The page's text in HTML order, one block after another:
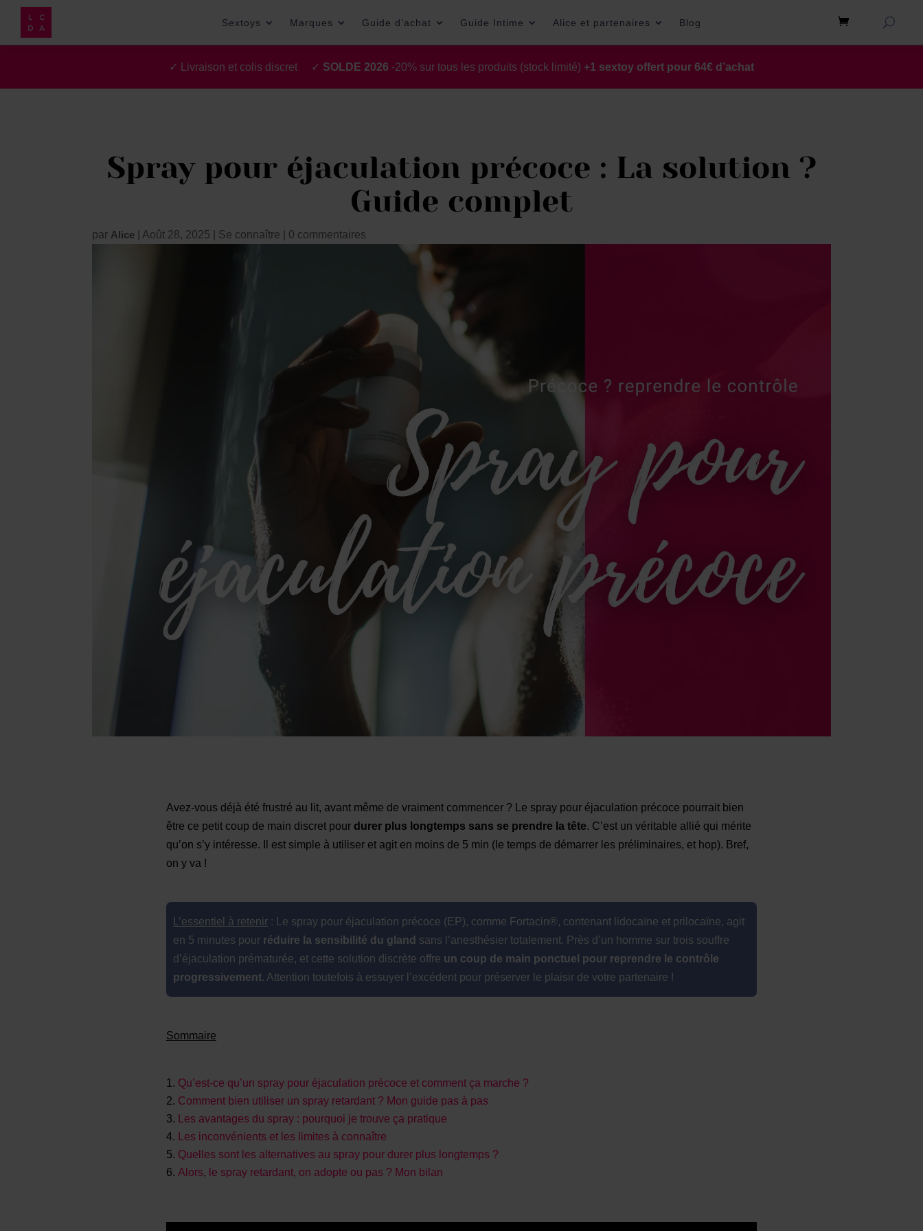
Sextoys Marques Guide d’achat Guide Intime Alice et partenaires Blog
✓ Livraison et colis discret ✓ SOLDE 2026 -20% sur tous les produits (stock limité) +1 sextoy offert pour 64€ d’achat
Spray pour éjaculation précoce : La solution ?
Guide complet
par Alice Août 28, 2025 Se connaître 0 commentaires
Avez-vous déjà été frustré au lit, avant même de vraiment commencer ? Le spray pour éjaculation précoce pourrait bien
être ce petit coup de main discret pour durer plus longtemps sans se prendre la tête. C’est un véritable allié qui mérite
qu’on s’y intéresse. Il est simple à utiliser et agit en moins de 5 min (le temps de démarrer les préliminaires, et hop). Bref,
on y va !
L’essentiel à retenir: Le spray pour éjaculation précoce (EP), comme Fortacin®, contenant lidocaïne et prilocaïne, agit
en 5 minutes pour réduire la sensibilité du gland sans l’anesthésier totalement. Près d’un homme sur trois souffre
d’éjaculation prématurée, et cette solution discrète offre un coup de main ponctuel pour reprendre le contrôle
progressivement. Attention toutefois à essuyer l’excédent pour préserver le plaisir de votre partenaire !
Sommaire
Qu’est-ce qu’un spray pour éjaculation précoce et comment ça marche ?
Comment bien utiliser un spray retardant ? Mon guide pas à pas
Les avantages du spray : pourquoi je trouve ça pratique
Les inconvénients et les limites à connaître
Quelles sont les alternatives au spray pour durer plus longtemps ?
Alors, le spray retardant, on adopte ou pas ? Mon bilan